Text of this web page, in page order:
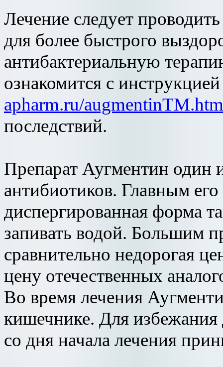
Лечение следует
для более быстрого
антибактериальную
ознакомится с
apharm.ru/
последствий.
Препарат Аугментин
антибиотиков. Главным
диспергированная форма
запивать водой. Большим
сравнительно недорогая
цену отечественных
Во время лечения
кишечнике. Для избежания
со дня начала лечения